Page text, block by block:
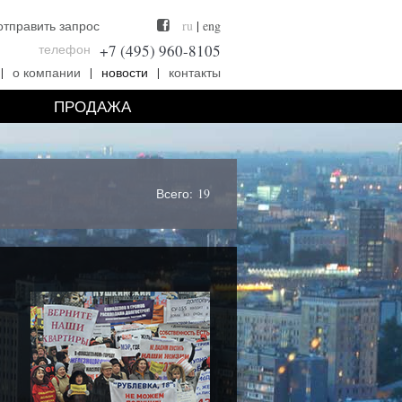
запрос ru | eng
телефон +7 (495) 960-8105
| о компании | новости | контакты
ПРОДАЖА
Всего: 19